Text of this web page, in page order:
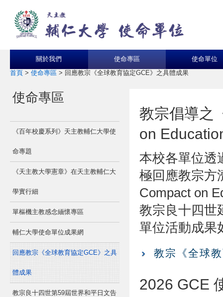
關於我們 使命專區 使命單位
首頁 > 使命專區 > 回應教宗《全球教育協定GCE》之具體成果
使命專區
《百年校慶系列》天主教輔仁大學使
命專題
《天主教大學憲章》在天主教輔仁大
學實行細
單樞機主教感念緬懷專區
輔仁大學使命單位成果網
回應教宗《全球教育協定GCE》之具
體成果
教宗良十四世第59屆世界和平日文告
教宗倡導之
on
本校各單位透
極回應教宗方
Compact on
教宗良十四世
單位活動成果
教宗《全球
2026 GCE